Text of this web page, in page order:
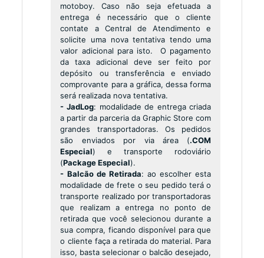
motoboy. Caso não seja efetuada a
entrega é necessário que o cliente
contate a Central de Atendimento e
solicite uma nova tentativa tendo uma
valor adicional para isto. O pagamento
da taxa adicional deve ser feito por
depósito ou transferência e enviado
comprovante para a gráfica, dessa forma
será realizada nova tentativa.
- JadLog: modalidade de entrega criada
a partir da parceria da Graphic Store com
grandes transportadoras. Os pedidos
são enviados por via área (.COM
Especial) e transporte rodoviário
(Package Especial).
- Balcão de Retirada: ao escolher esta
modalidade de frete o seu pedido terá o
transporte realizado por transportadoras
que realizam a entrega no ponto de
retirada que você selecionou durante a
sua compra, ficando disponível para que
o cliente faça a retirada do material. Para
isso, basta selecionar o balcão desejado,